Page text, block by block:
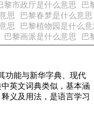
黎市政厅是什么意思
巴
思
巴黎春梦是什么意思
思
巴黎植物园是什么意
巴黎画派是什么意思 巴
功能与新华字典、现代
英文词典类似，基本涵
义及用法，是语言学习